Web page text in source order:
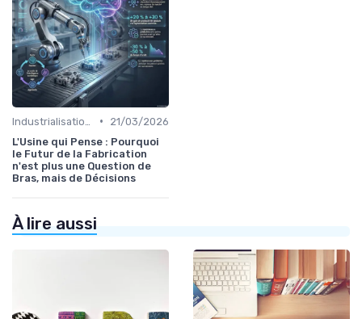
•
21/03/2026
L'Usine qui Pense : Pourquoi
le Futur de la Fabrication
n'est plus une Question de
Bras, mais de Décisions
À lire aussi